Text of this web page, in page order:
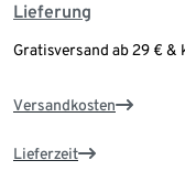
Lieferung
Gratisversand ab 29 € &
Versandkosten
Lieferzeit